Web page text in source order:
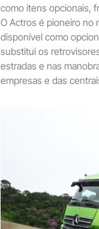
como itens opcionais,
O Actros é pioneiro no
disponível como
substitui os
estradas e nas
empresas e das